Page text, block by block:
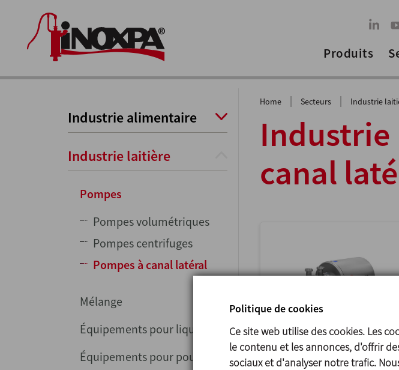
Produits
Industrie alimentaire
Industrie laitière
Pompes
Pompes volumétriques
Pompes centrifuges
Pompes à canal latéral
Mélange
Équipements pour liquides
Équipements pour poudres
Home | Secteurs | Industrie
Industrie
canal
ASPIR
Politique de cookies
Ce site web utilise des cookies. Les
le contenu et les annonces, d'offrir
sociaux et d'analyser notre trafic.